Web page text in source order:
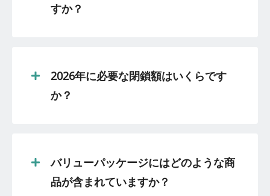
すか？
2026年に必要な閉鎖額はいくらです
か？
バリューパッケージにはどのような商
品が含まれていますか？